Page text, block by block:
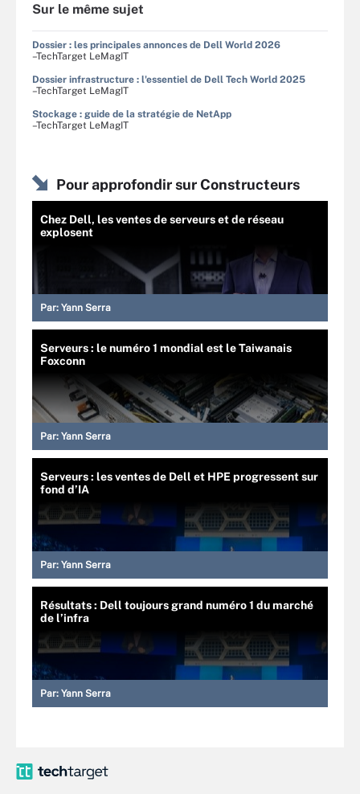
Sur le même sujet
Dossier : les principales annonces de Dell World 2026
–TechTarget LeMagIT
Dossier infrastructure : l'essentiel de Dell Tech World 2025
–TechTarget LeMagIT
Stockage : guide de la stratégie de NetApp
–TechTarget LeMagIT
Pour approfondir sur Constructeurs
Chez Dell, les ventes de serveurs et de réseau
explosent
Par: Yann Serra
Serveurs : le numéro 1 mondial est le Taiwanais
Foxconn
Par: Yann Serra
Serveurs : les ventes de Dell et HPE progressent sur
fond d’IA
Par: Yann Serra
Résultats : Dell toujours grand numéro 1 du marché
de l’infra
Par: Yann Serra